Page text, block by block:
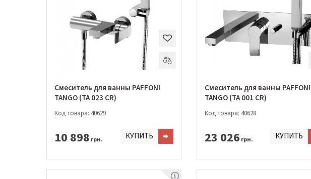
Смеситель для ванны PAFFONI
TANGO (TA 023 CR)
Код товара: 40629
10 898 грн. КУПИТЬ
Смеситель для ванны PAFFONI
TANGO (TA 001 CR)
Код товара: 40628
23 026 грн. КУПИТЬ